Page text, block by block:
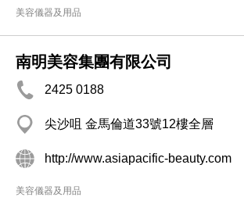
美容儀器及用品
南明美容集團有限公司
2425 0188
尖沙咀 金馬倫道33號12樓全層
http://www.asiapacific-beauty.com
美容儀器及用品